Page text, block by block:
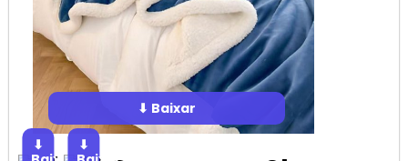
⬇ Baixar
⬇
⬇